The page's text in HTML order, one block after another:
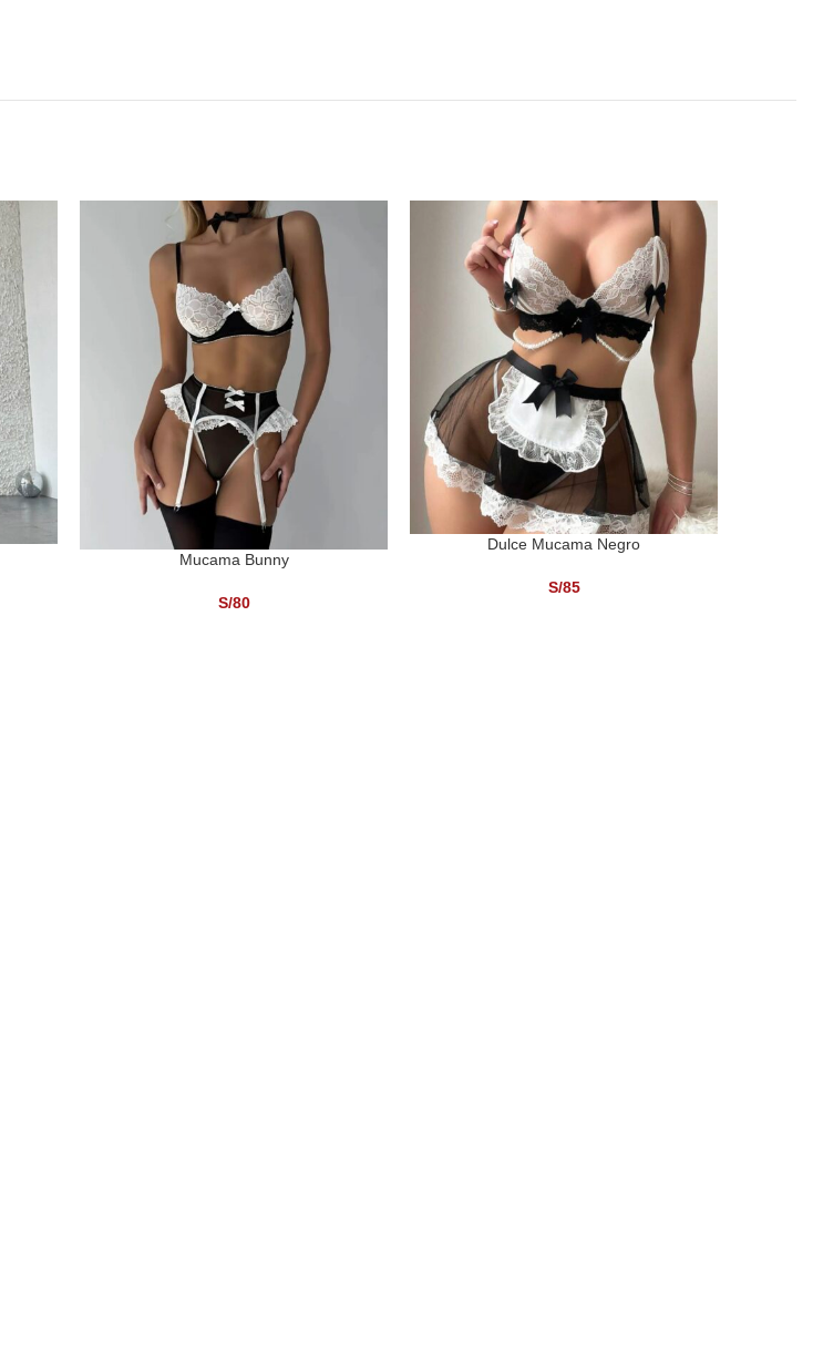
SELECCIONAR OPCIONES
Mucama Bunny
S/80
SELECCIONAR OPCIONES
Dulce Mucama Negro
S/85